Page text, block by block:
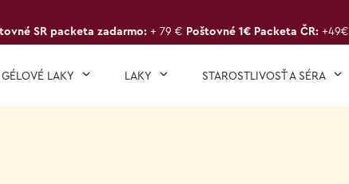
SR packeta zadarmo: + 79 € Poštovné 1€ Packeta ČR: +49€
GÉLOVÉ LAKY LAKY STAROSTLIVOSŤ A SÉRA